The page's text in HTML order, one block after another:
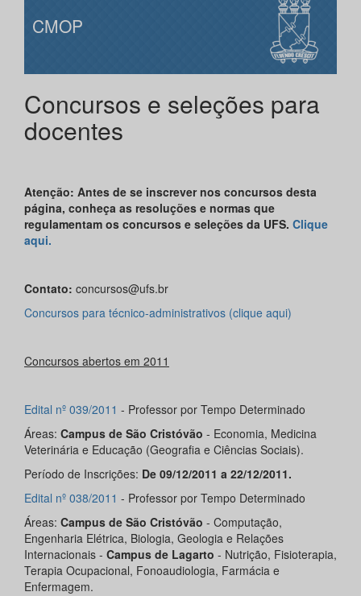
CMOP
Concursos e seleções para
docentes
Atenção: Antes de se inscrever nos concursos desta
página, conheça as resoluções e normas que
regulamentam os concursos e seleções da UFS. Clique
aqui.
Contato: concursos@ufs.br
Concursos para técnico-administrativos (clique aqui)
Concursos abertos em 2011
Edital nº 039/2011 - Professor por Tempo Determinado
Áreas: Campus de São Cristóvão - Economia, Medicina
Veterinária e Educação (Geografia e Ciências Sociais).
Período de Inscrições: De 09/12/2011 a 22/12/2011.
Edital nº 038/2011 - Professor por Tempo Determinado
Áreas: Campus de São Cristóvão - Computação,
Engenharia Elétrica, Biologia, Geologia e Relações
Internacionais - Campus de Lagarto - Nutrição, Fisioterapia,
Terapia Ocupacional, Fonoaudiologia, Farmácia e
Enfermagem.